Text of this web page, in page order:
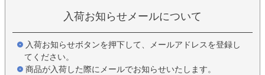
入荷お知らせメールについて
入荷お知らせボタンを押下して、メールアドレスを登録し
てください。
商品が入荷した際にメールでお知らせいたします。